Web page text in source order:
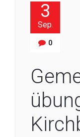
3
Sep.
0